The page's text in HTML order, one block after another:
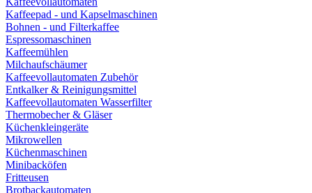
Kaffeepad - und Kapselmaschinen
Bohnen - und Filterkaffee
Espressomaschinen
Kaffeemühlen
Milchaufschäumer
Kaffeevollautomaten Zubehör
Entkalker & Reinigungsmittel
Kaffeevollautomaten Wasserfilter
Thermobecher & Gläser
Küchenkleingeräte
Mikrowellen
Küchenmaschinen
Minibacköfen
Fritteusen
Brotbackautomaten